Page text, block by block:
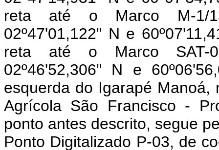
reta até o Marco M-1/
02º47'01,122" N e
reta até o Marco SAT-
02º46'52,306" N e
esquerda do Igarapé Manoá,
Agrícola São Francisco -
ponto antes descrito, segue
Ponto Digitalizado P-03, de